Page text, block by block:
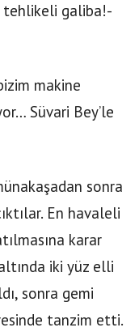
tehlikeli galiba!-
makine
Süvari Bey’le
sonra
En havaleli
karar
iki yüz elli
sonra gemi
tanzim etti.